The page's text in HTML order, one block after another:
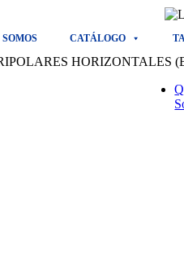
CATÁLOGO
HORIZONTALES